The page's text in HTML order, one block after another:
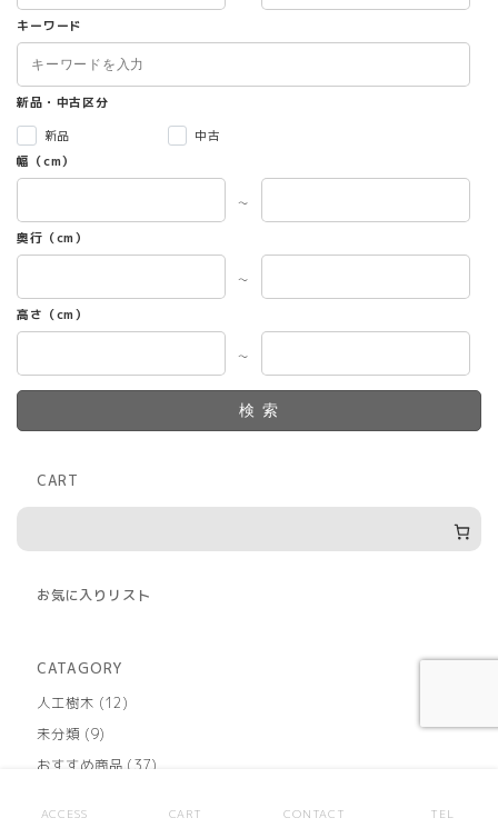
土
産
気
祝
い
の
し
応
可
ジ
ン
万
郎
ジ
摺
個
キーワード
新品・中古区分
新品
中古
幅（cm）
～
奥行（cm）
～
高さ（cm）
～
検索
CART
お気に入りリスト
CATAGORY
人工樹木
1212
商
未分類 99
の
おすすめ商品 3737
ACCESS CART CONTACT TEL